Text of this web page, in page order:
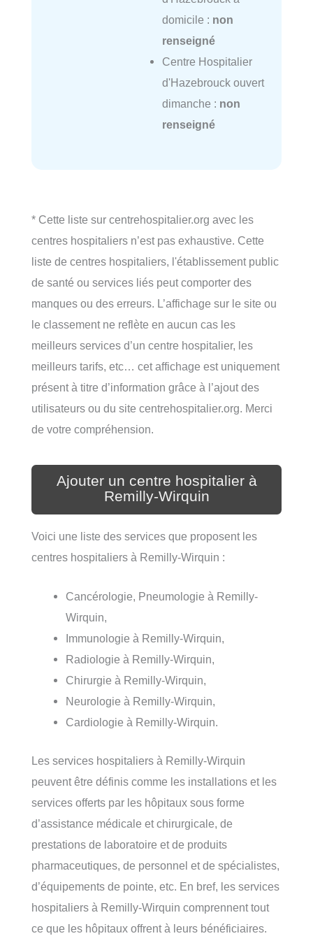
domicile : non
renseigné
Centre Hospitalier
d'Hazebrouck ouvert
dimanche : non
renseigné
* Cette liste sur centrehospitalier.org avec les
centres hospitaliers n’est pas exhaustive. Cette
liste de centres hospitaliers, l'établissement public
de santé ou services liés peut comporter des
manques ou des erreurs. L’affichage sur le site ou
le classement ne reflète en aucun cas les
meilleurs services d’un centre hospitalier, les
meilleurs tarifs, etc… cet affichage est uniquement
présent à titre d’information grâce à l’ajout des
utilisateurs ou du site centrehospitalier.org. Merci
de votre compréhension.
Ajouter un centre hospitalier à
Remilly-Wirquin
Voici une liste des services que proposent les
centres hospitaliers à Remilly-Wirquin :
Cancérologie, Pneumologie à Remilly-
Wirquin,
Immunologie à Remilly-Wirquin,
Radiologie à Remilly-Wirquin,
Chirurgie à Remilly-Wirquin,
Neurologie à Remilly-Wirquin,
Cardiologie à Remilly-Wirquin.
Les services hospitaliers à Remilly-Wirquin
peuvent être définis comme les installations et les
services offerts par les hôpitaux sous forme
d’assistance médicale et chirurgicale, de
prestations de laboratoire et de produits
pharmaceutiques, de personnel et de spécialistes,
d’équipements de pointe, etc. En bref, les services
hospitaliers à Remilly-Wirquin comprennent tout
ce que les hôpitaux offrent à leurs bénéficiaires.